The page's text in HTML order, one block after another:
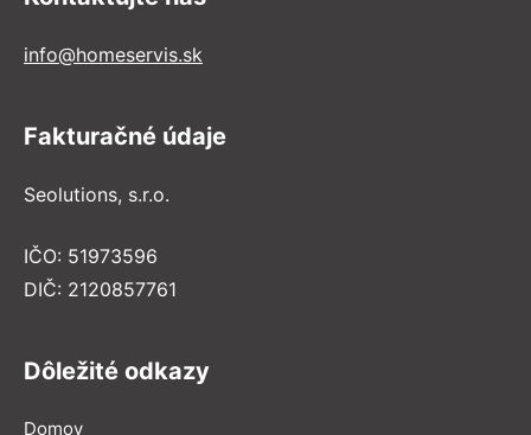
info@homeservis.sk
Fakturačné údaje
Seolutions, s.r.o.
IČO: 51973596
DIČ: 2120857761
Dôležité odkazy
Domov